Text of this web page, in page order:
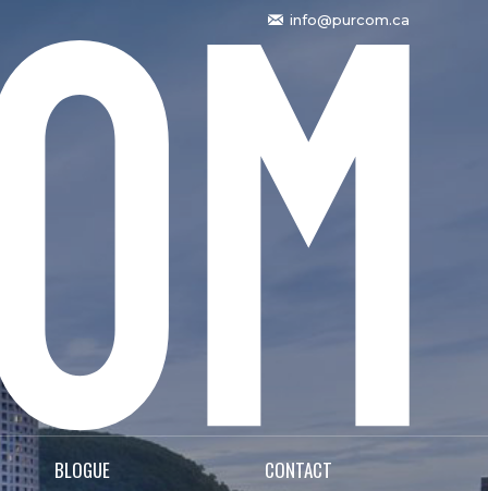
info@purcom.ca
BLOGUE CONTACT